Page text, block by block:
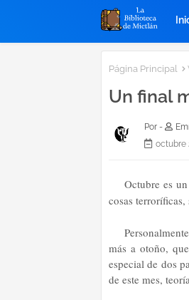
Página Principal
Un final
Por -
octubre
Octubre es
cosas
más a otoño,
especial de dos
de este mes,